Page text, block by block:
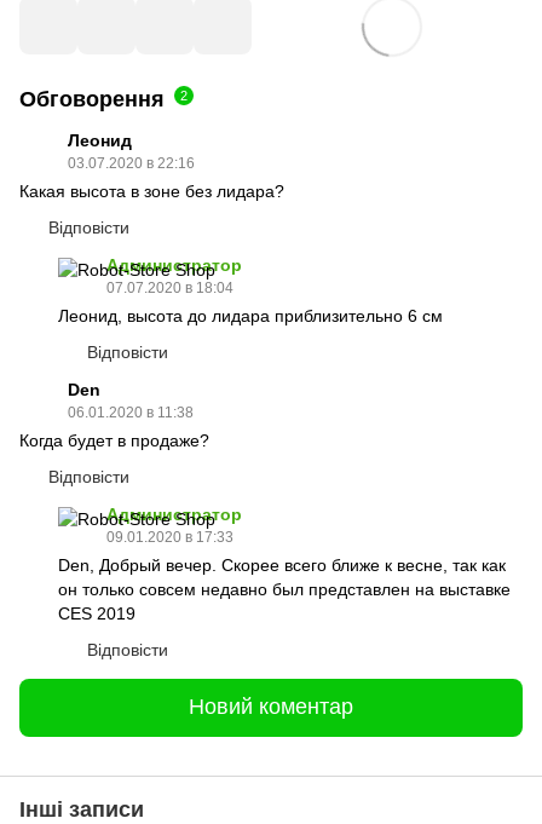
Обговорення 2
Леонид
03.07.2020 в 22:16
Какая высота в зоне без лидара?
Відповісти
Администратор
07.07.2020 в 18:04
Леонид, высота до лидара приблизительно 6 см
Відповісти
Den
06.01.2020 в 11:38
Когда будет в продаже?
Відповісти
Администратор
09.01.2020 в 17:33
Den, Добрый вечер. Скорее всего ближе к весне, так как
он только совсем недавно был представлен на выставке
CES 2019
Відповісти
Новий коментар
Інші записи